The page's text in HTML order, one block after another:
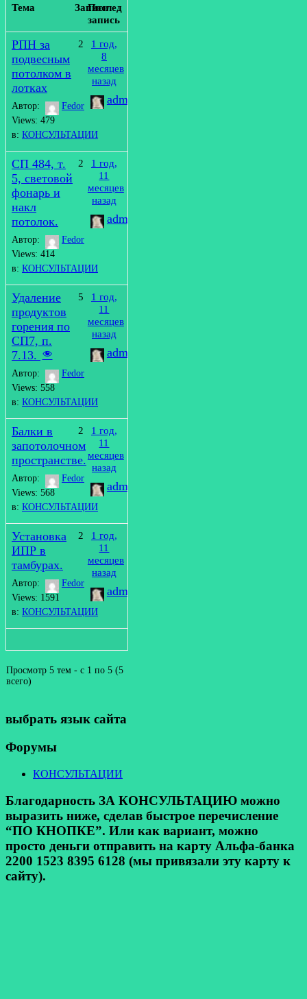
Тема Записи
Последняя
запись
РПН за
подвесным
потолком в
лотках
Автор:
Fedor
Views: 479
в: КОНСУЛЬТАЦИИ
2
1 год,
8
месяцев
назад
admin
СП 484, т.
5, световой
фонарь и
накл
потолок.
Автор:
Fedor
Views: 414
в: КОНСУЛЬТАЦИИ
2
1 год,
11
месяцев
назад
admin
Удаление
продуктов
горения по
СП7, п.
7.13.
Автор:
Fedor
Views: 558
в: КОНСУЛЬТАЦИИ
5
1 год,
11
месяцев
назад
admin
Балки в
запотолочном
пространстве.
Автор:
Fedor
Views: 568
в: КОНСУЛЬТАЦИИ
2
1 год,
11
месяцев
назад
admin
Установка
ИПР в
тамбурах.
Автор:
Fedor
Views: 1591
в: КОНСУЛЬТАЦИИ
2
1 год,
11
месяцев
назад
admin
Просмотр 5 тем - с 1 по 5 (5
всего)
выбрать язык сайта
Форумы
КОНСУЛЬТАЦИИ
Благодарность ЗА КОНСУЛЬТАЦИЮ можно
выразить ниже, сделав быстрое перечисление
“ПО КНОПКЕ”. Или как вариант, можно
просто деньги отправить на карту Альфа-банка
2200 1523 8395 6128 (мы привязали эту карту к
сайту).